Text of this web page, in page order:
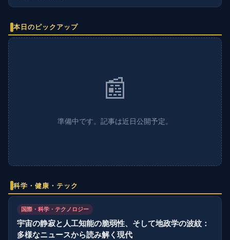
本日のピックアップ
📰
準備中です。記事は近日公開予定。
科学・健康・テック
国際・科学・テクノロジー
宇宙の静寂と人工知能の脆弱性、そして地政学の波紋：
多様なニュースから読み解く現代